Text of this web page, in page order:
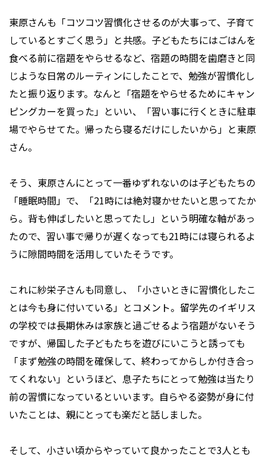
東原さんも「コツコツ習慣化させるのが大事って、子育て
しているとすごく思う」と共感。子どもたちにはごはんを
食べる前に宿題をやらせるなど、宿題の時間を歯磨きと同
じような日常のルーティンにしたことで、勉強が習慣化し
たと振り返ります。なんと「宿題をやらせるためにキャン
ピングカーを買った」といい、「習い事に行くときに駐車
場でやらせてた。帰ったら寝るだけにしたいから」と東原
さん。
そう、東原さんにとって一番ゆずれないのは子どもたちの
「睡眠時間」で、「21時には絶対寝かせたいと思ってたか
ら。背も伸ばしたいと思ってたし」という明確な軸があっ
たので、習い事で帰りが遅くなっても21時には寝られるよ
うに隙間時間を活用していたそうです。
これに紗栄子さんも同意し、「小さいときに習慣化したこ
とは今も身に付いている」とコメント。留学先のイギリス
の学校では長期休みは家族と過ごせるよう宿題がないそう
ですが、帰国した子どもたちを遊びにいこうと誘っても
「まず勉強の時間を確保して、終わってからしか付き合っ
てくれない」というほど、息子たちにとって勉強は当たり
前の習慣になっているといいます。自らやる姿勢が身に付
いたことは、親にとっても楽だと話しました。
そして、小さい頃からやっていて良かったことで3人とも